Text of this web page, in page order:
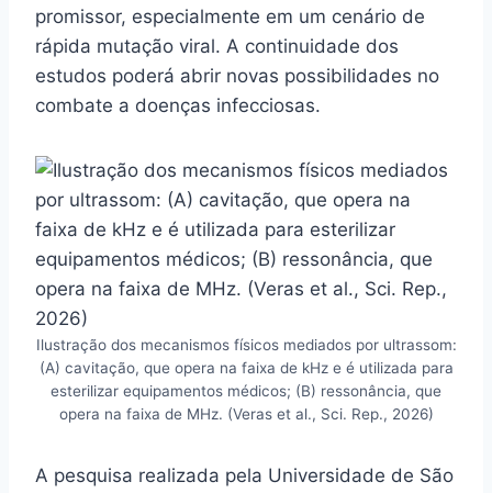
promissor, especialmente em um cenário de
rápida mutação viral. A continuidade dos
estudos poderá abrir novas possibilidades no
combate a doenças infecciosas.
Ilustração dos mecanismos físicos mediados por ultrassom:
(A) cavitação, que opera na faixa de kHz e é utilizada para
esterilizar equipamentos médicos; (B) ressonância, que
opera na faixa de MHz. (Veras et al., Sci. Rep., 2026)
A pesquisa realizada pela Universidade de São